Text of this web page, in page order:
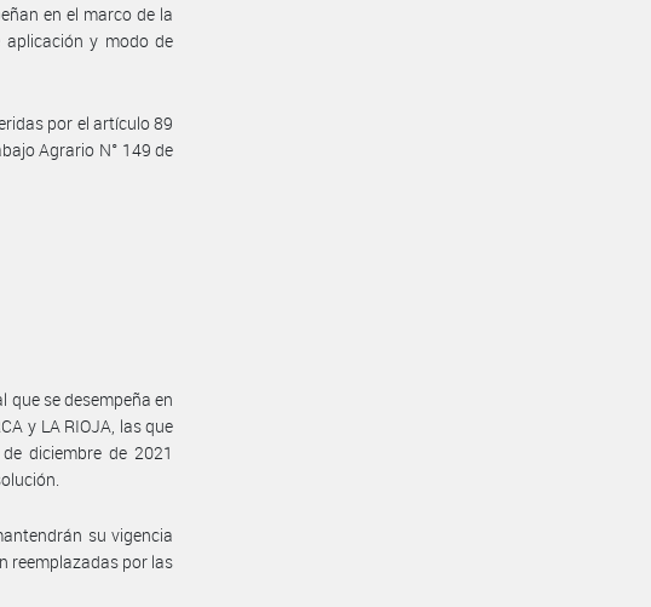
en el marco de la
y modo de
por el artículo 89
Agrario N° 149 de
que se desempeña en
y LA RIOJA, las que
diciembre de 2021
su vigencia
reemplazadas por las